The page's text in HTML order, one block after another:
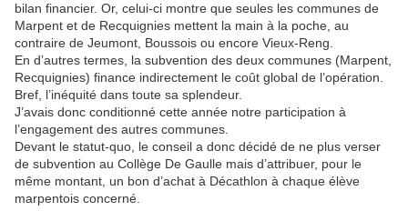
bilan financier. Or, celui-ci montre que seules les communes de
Marpent et de Recquignies mettent la main à la poche, au
contraire de Jeumont, Boussois ou encore Vieux-Reng.
En d’autres termes, la subvention des deux communes (Marpent,
Recquignies) finance indirectement le coût global de l’opération.
Bref, l’inéquité dans toute sa splendeur.
J’avais donc conditionné cette année notre participation à
l’engagement des autres communes.
Devant le statut-quo, le conseil a donc décidé de ne plus verser
de subvention au Collège De Gaulle mais d’attribuer, pour le
même montant, un bon d’achat à Décathlon à chaque élève
marpentois concerné.